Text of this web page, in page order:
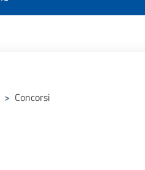
> Concorsi